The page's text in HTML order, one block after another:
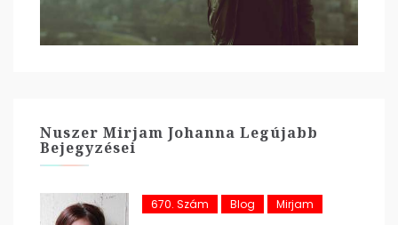
Nuszer Mirjam Johanna Legújabb
Bejegyzései
670. Szám Blog Mirjam